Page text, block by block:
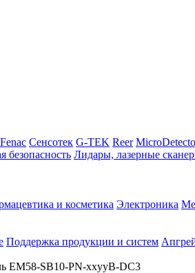
Fenac Сенсотек G-TEK Reer
Лидары, лазерные
и косметика Электроника
Поддержка продукции и систем
EM58-SB10-PN-xxyyB-DC3